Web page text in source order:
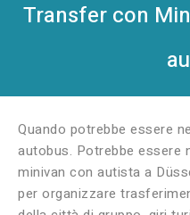
Transfer con
Quando potrebbe essere
autobus. Potrebbe essere
minivan con autista a
per organizzare